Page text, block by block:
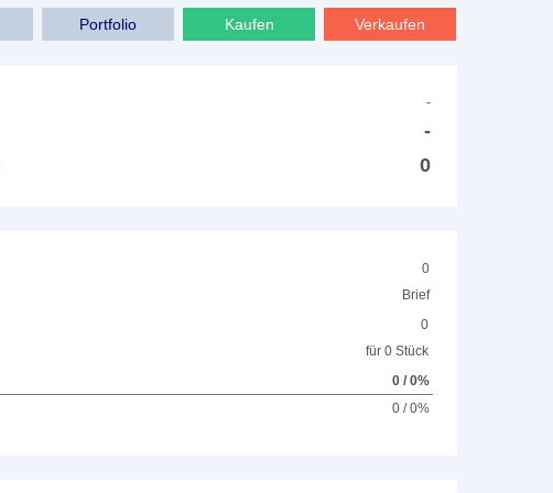
Verkaufen
Kaufen
Portfolio
-
-
0
0
Brief
0
für 0 Stück
0 / 0%
0 / 0%